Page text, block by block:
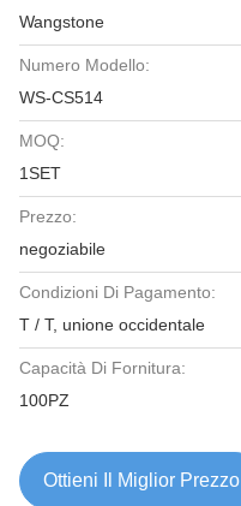
Wangstone
Numero Modello:
WS-CS514
MOQ:
1SET
Prezzo:
negoziabile
Condizioni Di Pagamento:
T / T, unione occidentale
Capacità Di Fornitura:
100PZ
Ottieni Il Miglior Prezzo